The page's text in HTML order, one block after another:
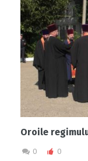
Oroile
0 0